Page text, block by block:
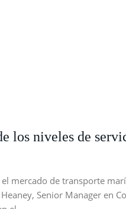
los niveles de
mercado de transporte
Senior Manager en